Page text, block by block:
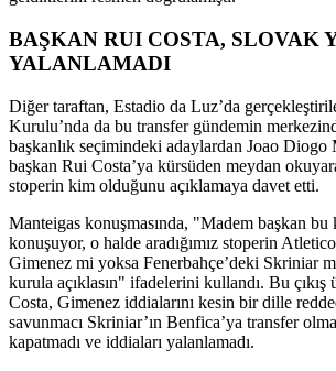
BAŞKAN RUI COSTA, SLOVAK
YALANLAMADI
Diğer taraftan, Estadio da Luz’da
Kurulu’nda da bu transfer gündemin
başkanlık seçimindeki adaylardan Joao Diogo
başkan Rui Costa’ya kürsüden meydan
stoperin kim olduğunu açıklamaya davet etti.
Manteigas konuşmasında, "Madem başkan bu
konuşuyor, o halde aradığımız stoperin
Gimenez mi yoksa Fenerbahçe’deki Skriniar
kurula açıklasın" ifadelerini kullandı. Bu çıkış
Costa, Gimenez iddialarını kesin bir dille
savunmacı Skriniar’ın Benfica’ya transfer
kapatmadı ve iddiaları yalanlamadı.